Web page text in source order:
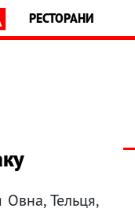
РЕСТОРАНИ
Овна, Тельця,